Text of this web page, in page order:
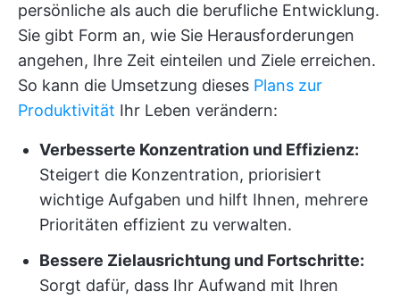
persönliche als auch die berufliche Entwicklung.
Sie gibt Form an, wie Sie Herausforderungen
angehen, Ihre Zeit einteilen und Ziele erreichen.
So kann die Umsetzung dieses Plans zur
Produktivität Ihr Leben verändern:
Verbesserte Konzentration und Effizienz:
Steigert die Konzentration, priorisiert
wichtige Aufgaben und hilft Ihnen, mehrere
Prioritäten effizient zu verwalten.
Bessere Zielausrichtung und Fortschritte:
Sorgt dafür, dass Ihr Aufwand mit Ihren